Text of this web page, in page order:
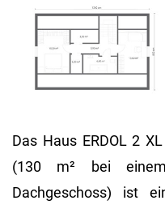
Das Haus ERDOL 2
(130 m² bei
Dachgeschoss) ist